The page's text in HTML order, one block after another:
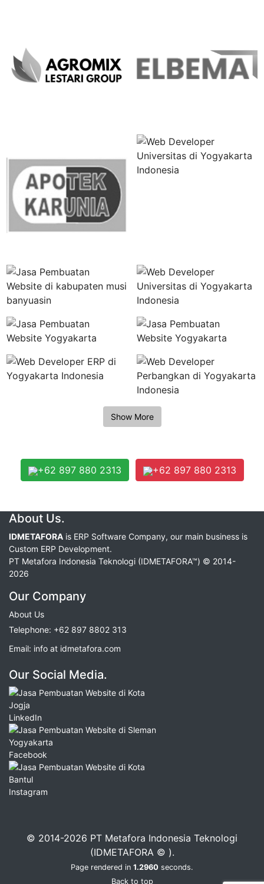
+62 897 880 2313 +62 897 880 2313
About Us.
IDMETAFORA is ERP Software Company, our main business is
Custom ERP Development.
PT Metafora Indonesia Teknologi (IDMETAFORA™) © 2014-
2026
Our Company
About Us
Telephone: +62 897 8802 313
Email: info at idmetafora.com
Our Social Media.
LinkedIn
Facebook
Instagram
© 2014-2026 PT Metafora Indonesia Teknologi
(IDMETAFORA © ).
Page rendered in 1.2960 seconds.
Back to top